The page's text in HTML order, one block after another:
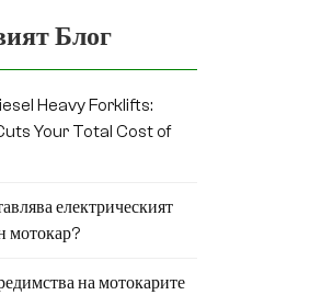
Блог
Heavy Forklifts:
Your Total Cost of
електрическият
мотокар?
на мотокарите